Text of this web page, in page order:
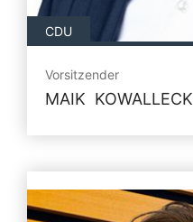
CDU
Vorsitzender
MAIK KOWALLECK